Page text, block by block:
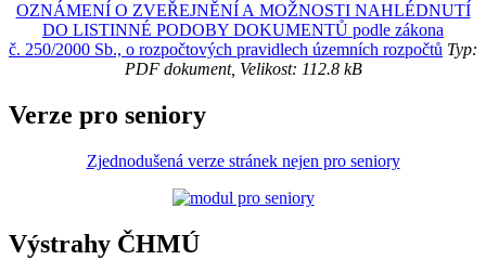
OZNÁMENÍ O ZVEŘEJNĚNÍ A MOŽNOSTI NAHLÉDNUTÍ
DO LISTINNÉ PODOBY DOKUMENTŮ podle zákona
č. 250/2000 Sb., o rozpočtových pravidlech územních rozpočtů Typ:
PDF dokument, Velikost: 112.8 kB
Verze pro seniory
Zjednodušená verze stránek nejen pro seniory
Výstrahy ČHMÚ